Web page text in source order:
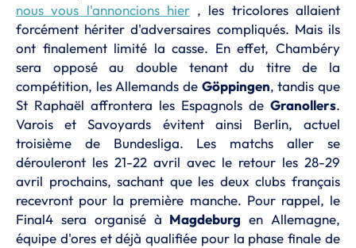
nous vous l'annoncions hier, les tricolores allaient
forcément hériter d'adversaires compliqués. Mais ils
ont finalement limité la casse. En effet, Chambéry
sera opposé au double tenant du titre de la
compétition, les Allemands de Göppingen, tandis que
St Raphaël affrontera les Espagnols de Granollers.
Varois et Savoyards évitent ainsi Berlin, actuel
troisième de Bundesliga. Les matchs aller se
dérouleront les 21-22 avril avec le retour les 28-29
avril prochains, sachant que les deux clubs français
recevront pour la première manche. Pour rappel, le
Final4 sera organisé à Magdeburg en Allemagne,
équipe d'ores et déjà qualifiée pour la phase finale de